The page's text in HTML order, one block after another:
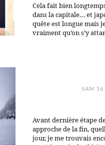
Cela fait bien
dans la capitale… et
quête est longue mais
vraiment qu’on s’y
SAM 16
Avant dernière étape
approche de la fin,
jour, je me trouvais